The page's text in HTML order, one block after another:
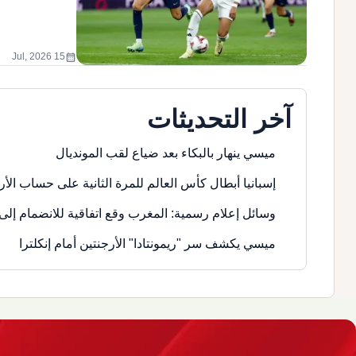
calendar_month
15 Jul, 2026
آخر التحديثات
ميسي ينهار بالبكاء بعد ضياع لقب المونديال
إسبانيا أبطال كأس العالم للمرة الثانية على حساب
وسائل إعلام رسمية: المغرب وقع اتفاقية للانضمام
ميسي يكشف سر "ريمونتادا" الأرجنتين أمام إنكلترا